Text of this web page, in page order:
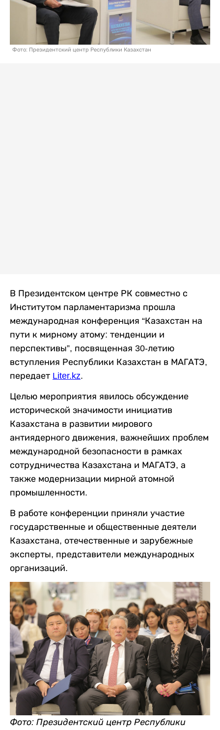
Фото: Президентский центр Республики Казахстан
В Президентском центре РК совместно с
Институтом парламентаризма прошла
международная конференция “Казахстан на
пути к мирному атому: тенденции и
перспективы”, посвященная 30-летию
вступления Республики Казахстан в МАГАТЭ,
передает Liter.kz.
Целью мероприятия явилось обсуждение
исторической значимости инициатив
Казахстана в развитии мирового
антиядерного движения, важнейших проблем
международной безопасности в рамках
сотрудничества Казахстана и МАГАТЭ, а
также модернизации мирной атомной
промышленности.
В работе конференции приняли участие
государственные и общественные деятели
Казахстана, отечественные и зарубежные
эксперты, представители международных
организаций.
Фото: Президентский центр Республики